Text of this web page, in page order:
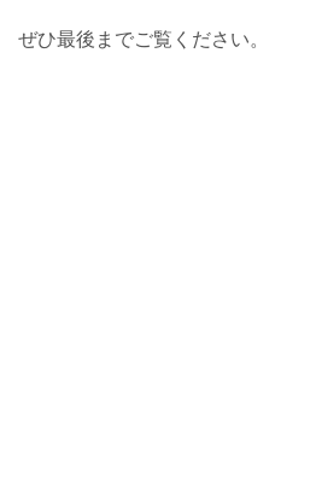
ぜひ最後までご覧ください。